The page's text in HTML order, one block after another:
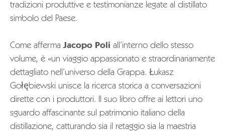
tradizioni produttive e testimonianze legate al distillato
simbolo del Paese.
Come affermaJacopo Poli all’interno dello stesso
volume, è «un viaggio appassionato e straordinariamente
dettagliato nell’universo della Grappa. Łukasz
Gołębiewski unisce la ricerca storica a conversazioni
dirette con i produttori. Il suo libro offre ai lettori uno
sguardo affascinante sul patrimonio italiano della
distillazione, catturando sia il retaggio sia la maestria